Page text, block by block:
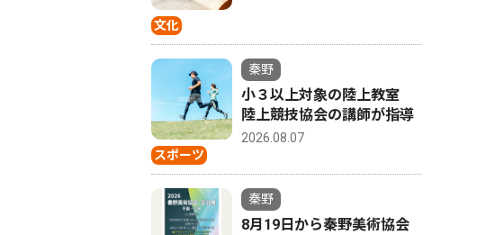
文化
スポーツ
秦野
小３以上対象の陸上教室
陸上競技協会の講師が指導
2026.08.07
秦野
8月19日から秦野美術協会